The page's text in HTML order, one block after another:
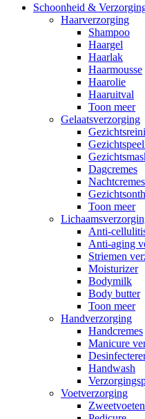
Schoonheid &
Haarverzorging
Shampoo
Haargel
Haarlak
Haarmousse
Haarolie
Haaruitval
Toon meer
Gelaatsverzorging
Dagcremes
Nachtcremes
Toon meer
Anti-
Anti-aging
Striemen
Moisturizer
Bodymilk
Body butter
Toon meer
Handverzorging
Handcremes
Manicure
Handwash
Voetverzorging
Zweetvoeten